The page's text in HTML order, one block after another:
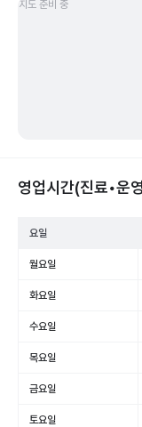
지도 준비 중
영업시간(진료•운
요일
월요일
화요일
수요일
목요일
금요일
토요일